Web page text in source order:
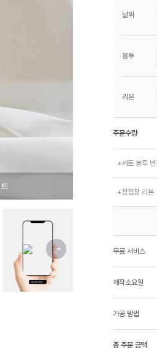
날짜
봉투
리본
주문수량
+세트 봉투 변
+청첩장 리본
무료 서비스
제작소요일
가공 방법
총 주문 금액